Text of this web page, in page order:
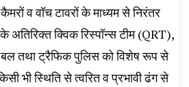
व वॉच टावरों के माध्यम से निरंतर
अतिरिक्त क्विक रिस्पॉन्स टीम (QRT),
बल तथा ट्रैफिक पुलिस को विशेष रूप से
भी स्थिति से त्वरित व प्रभावी ढंग से